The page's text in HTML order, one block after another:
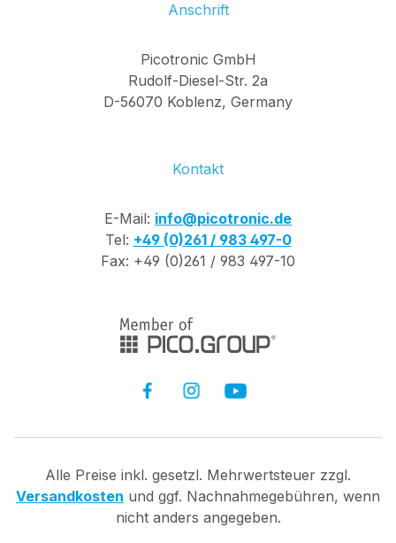
Anschrift
Picotronic GmbH
Rudolf-Diesel-Str. 2a
D-56070 Koblenz, Germany
Kontakt
E-Mail: info@picotronic.de
Tel: +49 (0)261 / 983 497-0
Fax: +49 (0)261 / 983 497-10
Alle Preise inkl. gesetzl. Mehrwertsteuer zzgl.
Versandkosten und ggf. Nachnahmegebühren, wenn
nicht anders angegeben.